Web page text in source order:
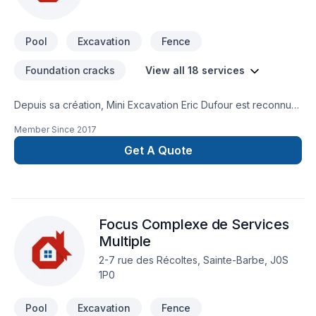
Pool Excavation Fence
Foundation cracks View all 18 services
Depuis sa création, Mini Excavation Eric Dufour est reconnu
Excavation, Fissures, Fosse septique, Horticulture, Irrigation,
Muret, Pavage, Pavé uni, Paysagement, Piscine, Tourbe,
Transport. Nous desservons Bas St-Laurent,Gaspésie–Îles-
impatients de collaborer avec vous pour concrétiser votre
projet.
Member Since 2017
Get A Quote
Focus Complexe de Services
Multiple
2-7 rue des Récoltes, Sainte-Barbe, J0S
1P0
Pool Excavation Fence